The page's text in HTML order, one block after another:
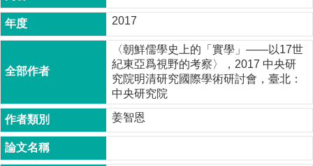
告
本
簡
本
所
成
員
2017
〈朝鮮儒學史上的「實學」——以17世
紀東亞爲視野的考察〉，2017 中央研
究院明清研究國際學術研討會，臺北：
中央研究院
姜智恩